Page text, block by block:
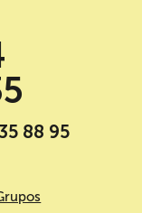
88 95